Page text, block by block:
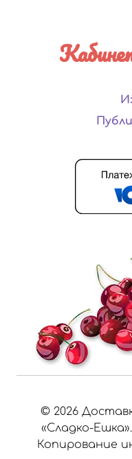
© 2026
«Сладко-
Копирование